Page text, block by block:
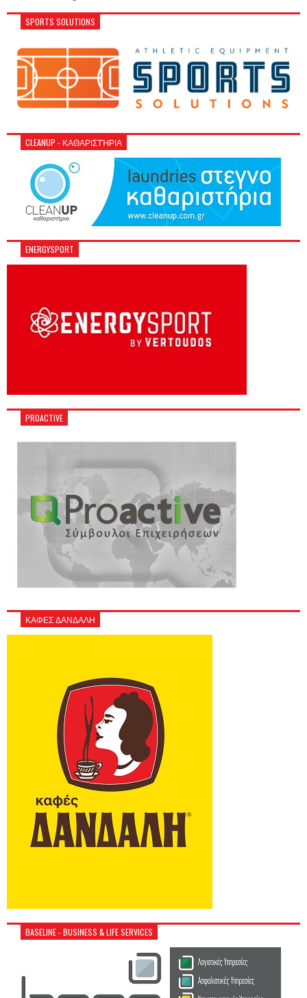
SPORTS SOLUTIONS
CLEANUP - ΚΑΘΑΡΙΣΤΉΡΙΑ
ENERGYSPORT
PROACTIVE
ΚΑΦΕΣ ΔΑΝΔΑΛΗ
BASELINE - BUSINESS & LIFE SERVICES